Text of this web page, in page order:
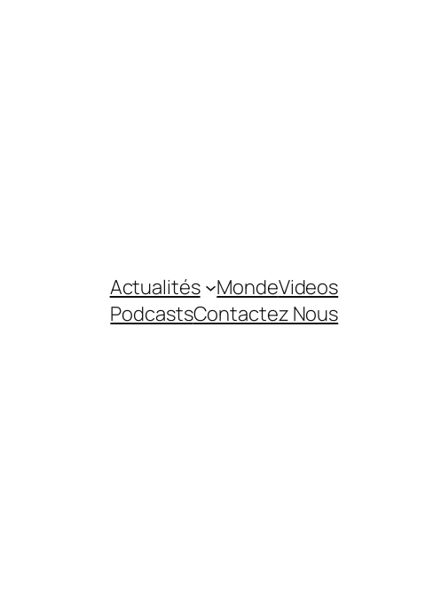
Actualités MondeVideos
PodcastsContactez Nous